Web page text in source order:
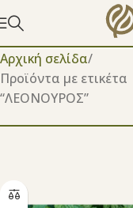
Αρχική σελίδα
Προϊόντα με ετικέτα
“ΛΕΟΝΟΥΡΟΣ”